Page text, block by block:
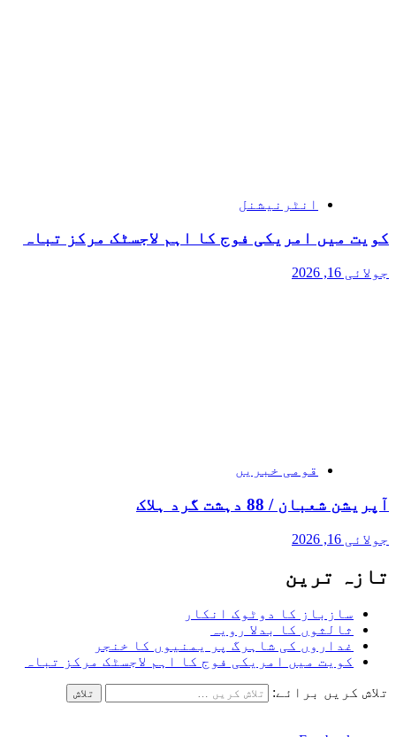
انٹرنیشنل
کویت میں امریکی فوج کا اہم لاجسٹک مرکز تباہ
جولائی 16, 2026
قومی خبریں
آپریشن شعبان / 88 دہشت گرد ہلاک
جولائی 16, 2026
تازہ ترین
سازباز کا دوٹوک انکار
ثالثوں کا بدلا رویہ
غداروں کی شاہرگ پر یمنیوں کا خنجر
کویت میں امریکی فوج کا اہم لاجسٹک مرکز تباہ
تلاش کریں برائے: